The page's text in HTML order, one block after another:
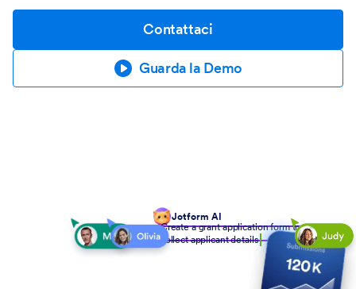
Contattaci
Guarda la Demo
Create a grant application form to
collect applicant details